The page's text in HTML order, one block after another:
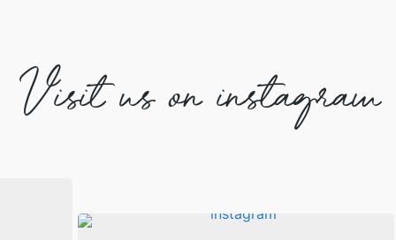
Visit us on instagram